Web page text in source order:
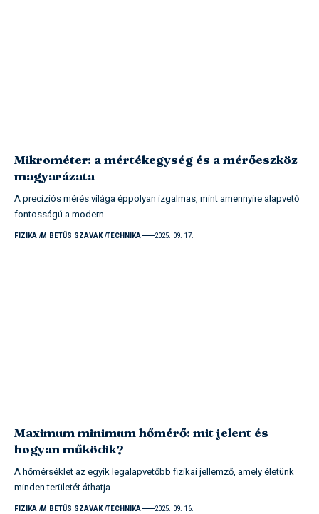
Mikrométer: a mértékegység és a mérőeszköz
magyarázata
A precíziós mérés világa éppolyan izgalmas, mint amennyire alapvető
fontosságú a modern…
FIZIKA M BETŰS SZAVAK TECHNIKA 2025. 09. 17.
Maximum minimum hőmérő: mit jelent és
hogyan működik?
A hőmérséklet az egyik legalapvetőbb fizikai jellemző, amely életünk
minden területét áthatja.…
FIZIKA M BETŰS SZAVAK TECHNIKA 2025. 09. 16.